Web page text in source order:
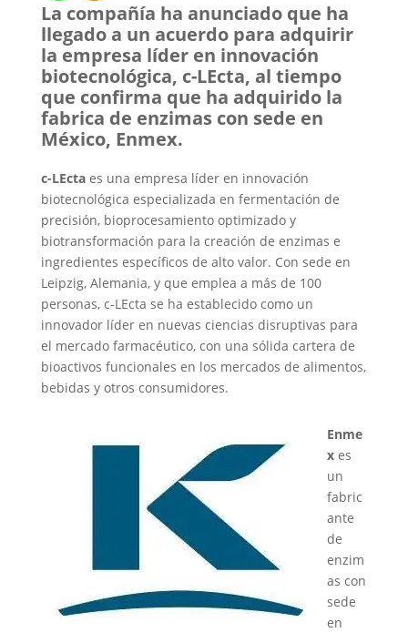
La compañía ha anunciado que ha
llegado a un acuerdo para adquirir
la empresa líder en innovación
biotecnológica, c-LEcta, al tiempo
que confirma que ha adquirido la
fabrica de enzimas con sede en
México, Enmex.
c-LEcta es una empresa líder en innovación
biotecnológica especializada en fermentación de
precisión, bioprocesamiento optimizado y
biotransformación para la creación de enzimas e
ingredientes específicos de alto valor. Con sede en
Leipzig, Alemania, y que emplea a más de 100
personas, c-LEcta se ha establecido como un
innovador líder en nuevas ciencias disruptivas para
el mercado farmacéutico, con una sólida cartera de
bioactivos funcionales en los mercados de alimentos,
bebidas y otros consumidores.
Enme
xes
un
fabric
ante
de
enzim
as con
sede
en